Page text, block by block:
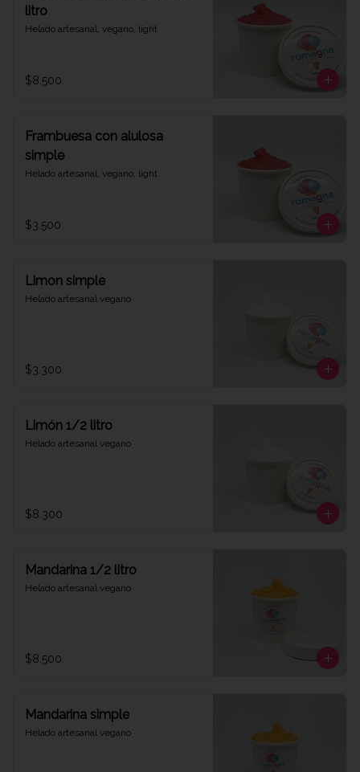
litro
Helado artesanal, vegano, light
$8.500
Frambuesa con alulosa
simple
Helado artesanal, vegano, light
$3.500
Limon simple
Helado artesanal vegano
$3.300
Limón 1/2 litro
Helado artesanal vegano
$8.300
Mandarina 1/2 litro
Helado artesanal vegano
$8.500
Mandarina simple
Helado artesanal vegano